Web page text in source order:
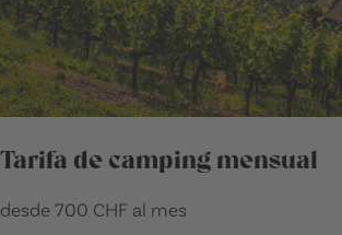
Tarifa de camping mensual
desde 700 CHF al mes